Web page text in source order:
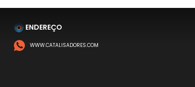
ENDEREÇO
WWW.CATALISADORES.COM